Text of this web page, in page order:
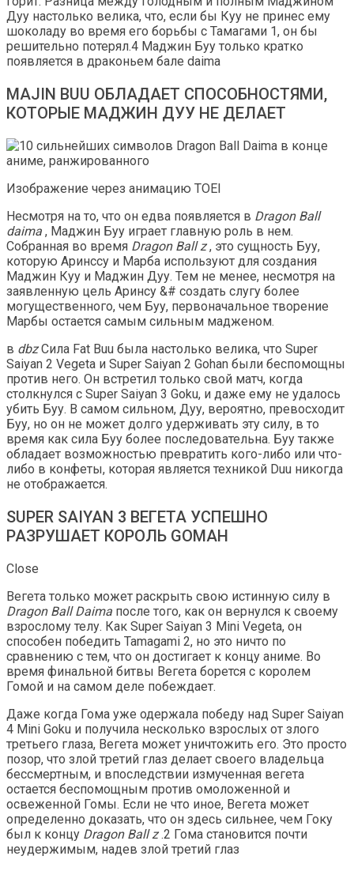
Дуу настолько велика, что, если бы Куу не принес ему
шоколаду во время его борьбы с Тамагами 1, он бы
решительно потерял.4 Маджин Буу только кратко
появляется в драконьем бале daima
MAJIN BUU ОБЛАДАЕТ СПОСОБНОСТЯМИ,
КОТОРЫЕ МАДЖИН ДУУ НЕ ДЕЛАЕТ
Изображение через анимацию TOEI
Несмотря на то, что он едва появляется в Dragon Ball
daima , Маджин Буу играет главную роль в нем.
Собранная во время Dragon Ball z, это сущность Буу,
которую Аринссу и Марба используют для создания
Маджин Куу и Маджин Дуу. Тем не менее, несмотря на
заявленную цель Аринсу &# создать слугу более
могущественного, чем Буу, первоначальное творение
Марбы остается самым сильным мадженом.
в dbzСила Fat Buu была настолько велика, что Super
Saiyan 2 Vegeta и Super Saiyan 2 Gohan были беспомощны
против него. Он встретил только свой матч, когда
столкнулся с Super Saiyan 3 Goku, и даже ему не удалось
убить Буу. В самом сильном, Дуу, вероятно, превосходит
Буу, но он не может долго удерживать эту силу, в то
время как сила Буу более последовательна. Буу также
обладает возможностью превратить кого-либо или что-
либо в конфеты, которая является техникой Duu никогда
не отображается.
SUPER SAIYAN 3 ВЕГЕТА УСПЕШНО
РАЗРУШАЕТ КОРОЛЬ GOMAH
Close
Вегета только может раскрыть свою истинную силу в
Dragon Ball Daima после того, как он вернулся к своему
взрослому телу. Как Super Saiyan 3 Mini Vegeta, он
способен победить Tamagami 2, но это ничто по
сравнению с тем, что он достигает к концу аниме. Во
время финальной битвы Вегета борется с королем
Гомой и на самом деле побеждает.
Даже когда Гома уже одержала победу над Super Saiyan
4 Mini Goku и получила несколько взрослых от злого
третьего глаза, Вегета может уничтожить его. Это просто
позор, что злой третий глаз делает своего владельца
бессмертным, и впоследствии измученная вегета
остается беспомощным против омоложенной и
освеженной Гомы. Если не что иное, Вегета может
определенно доказать, что он здесь сильнее, чем Гоку
был к концу Dragon Ball z.2 Гома становится почти
неудержимым, надев злой третий глаз